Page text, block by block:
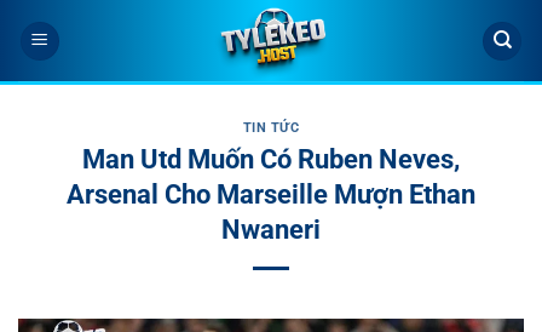
qua
nội
TIN TỨC
Man Utd Muốn Có Ruben Neves,
Arsenal Cho Marseille Mượn Ethan
Nwaneri